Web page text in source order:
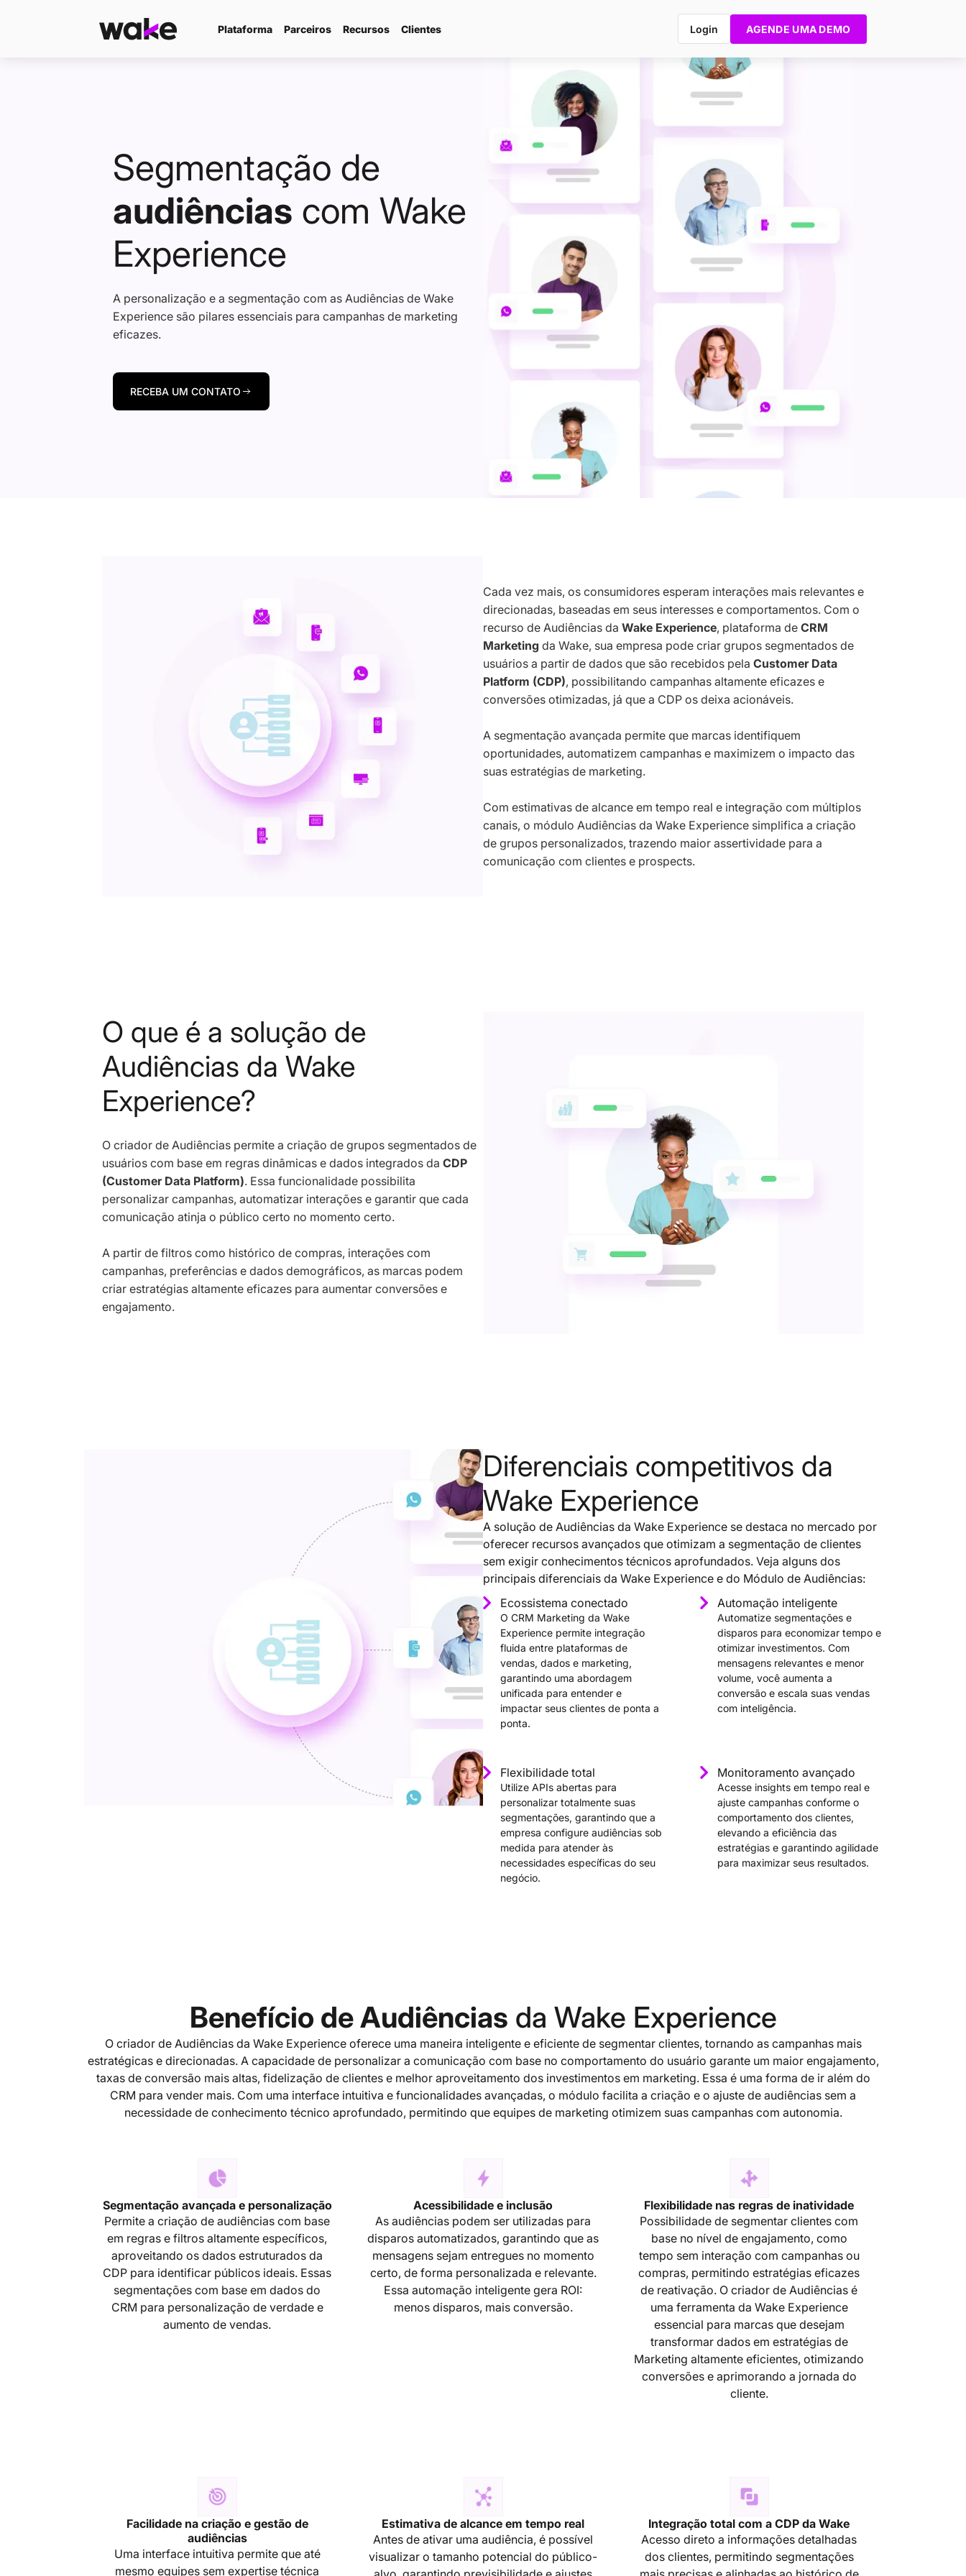
Plataforma Parceiros Recursos Clientes Login
Plataforma de E-
commerce
CRM Marketing
AGENDE UMA DEMO
Segmentação de
audiências com Wake
Experience
A personalização e a segmentação com as Audiências de Wake
Experience são pilares essenciais para campanhas de marketing
eficazes.
RECEBA UM CONTATO
Cada vez mais, os consumidores esperam interações mais relevantes e
direcionadas, baseadas em seus interesses e comportamentos. Com o
recurso de Audiências da Wake Experience, plataforma de CRM
Marketing da Wake, sua empresa pode criar grupos segmentados de
usuários a partir de dados que são recebidos pela Customer Data
Platform (CDP), possibilitando campanhas altamente eficazes e
conversões otimizadas, já que a CDP os deixa acionáveis.
A segmentação avançada permite que marcas identifiquem
oportunidades, automatizem campanhas e maximizem o impacto das
suas estratégias de marketing.
Com estimativas de alcance em tempo real e integração com múltiplos
canais, o módulo Audiências da Wake Experience simplifica a criação
de grupos personalizados, trazendo maior assertividade para a
comunicação com clientes e prospects.
O que é a solução de
Audiências da Wake
Experience?
O criador de Audiências permite a criação de grupos segmentados de
usuários com base em regras dinâmicas e dados integrados da CDP
(Customer Data Platform). Essa funcionalidade possibilita
personalizar campanhas, automatizar interações e garantir que cada
comunicação atinja o público certo no momento certo.
A partir de filtros como histórico de compras, interações com
campanhas, preferências e dados demográficos, as marcas podem
criar estratégias altamente eficazes para aumentar conversões e
engajamento.
Diferenciais competitivos da
Wake Experience
A solução de Audiências da Wake Experience se destaca no mercado por
oferecer recursos avançados que otimizam a segmentação de clientes
sem exigir conhecimentos técnicos aprofundados. Veja alguns dos
principais diferenciais da Wake Experience e do Módulo de Audiências:
Ecossistema conectado
O CRM Marketing da Wake
Experience permite integração
fluida entre plataformas de
vendas, dados e marketing,
garantindo uma abordagem
unificada para entender e
impactar seus clientes de ponta a
ponta.
Automação inteligente
Automatize segmentações e
disparos para economizar tempo e
otimizar investimentos. Com
mensagens relevantes e menor
volume, você aumenta a
conversão e escala suas vendas
com inteligência.
Flexibilidade total
Utilize APIs abertas para
personalizar totalmente suas
segmentações, garantindo que a
empresa configure audiências sob
medida para atender às
necessidades específicas do seu
negócio.
Monitoramento avançado
Acesse insights em tempo real e
ajuste campanhas conforme o
comportamento dos clientes,
elevando a eficiência das
estratégias e garantindo agilidade
para maximizar seus resultados.
Benefício de Audiências da Wake Experience
O criador de Audiências da Wake Experience oferece uma maneira inteligente e eficiente de segmentar clientes, tornando as campanhas mais
estratégicas e direcionadas. A capacidade de personalizar a comunicação com base no comportamento do usuário garante um maior engajamento,
taxas de conversão mais altas, fidelização de clientes e melhor aproveitamento dos investimentos em marketing. Essa é uma forma de ir além do
CRM para vender mais. Com uma interface intuitiva e funcionalidades avançadas, o módulo facilita a criação e o ajuste de audiências sem a
necessidade de conhecimento técnico aprofundado, permitindo que equipes de marketing otimizem suas campanhas com autonomia.
Segmentação avançada e personalização
Permite a criação de audiências com base
em regras e filtros altamente específicos,
aproveitando os dados estruturados da
CDP para identificar públicos ideais. Essas
segmentações com base em dados do
CRM para personalização de verdade e
aumento de vendas.
Acessibilidade e inclusão
As audiências podem ser utilizadas para
disparos automatizados, garantindo que as
mensagens sejam entregues no momento
certo, de forma personalizada e relevante.
Essa automação inteligente gera ROI:
menos disparos, mais conversão.
Flexibilidade nas regras de inatividade
Possibilidade de segmentar clientes com
base no nível de engajamento, como
tempo sem interação com campanhas ou
compras, permitindo estratégias eficazes
de reativação. O criador de Audiências é
uma ferramenta da Wake Experience
essencial para marcas que desejam
transformar dados em estratégias de
Marketing altamente eficientes, otimizando
conversões e aprimorando a jornada do
cliente.
Facilidade na criação e gestão de
audiências
Uma interface intuitiva permite que até
mesmo equipes sem expertise técnica
Estimativa de alcance em tempo real
Antes de ativar uma audiência, é possível
visualizar o tamanho potencial do público-
Integração total com a CDP da Wake
Acesso direto a informações detalhadas
dos clientes, permitindo segmentações